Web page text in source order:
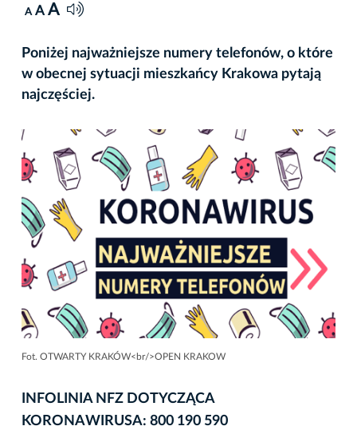
A A A
Poniżej najważniejsze numery telefonów, o które
w obecnej sytuacji mieszkańcy Krakowa pytają
najczęściej.
Fot. OTWARTY KRAKÓW<br/>OPEN KRAKOW
INFOLINIA NFZ DOTYCZĄCA
KORONAWIRUSA: 800 190 590